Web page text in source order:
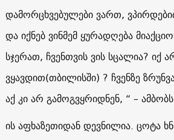
დამორცხვებულები ვართ,
და იქნებ ვინმემ ყურადღება
სჯერათ, ჩვენთვის ვის სცალია? იქ
ვყავდით(თბილისში) ? ჩვენზე
აქ კი არ გამოგვყრიდნენ, “ –
ის აფხაზეთიდან დევნილია. ცოტა